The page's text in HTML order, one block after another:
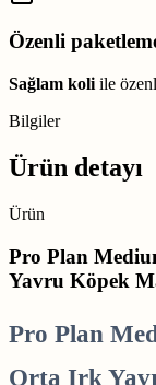
Özenli
Sağlam koli ile
Bilgiler
Ürün detayı
Ürün
Pro Plan
Yavru Köpek
Pro Plan
Orta Irk